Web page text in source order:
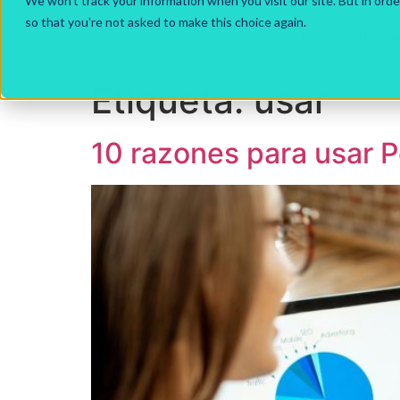
so that you're not asked to make this choice again.
Etiqueta:usar
10 razones para usar